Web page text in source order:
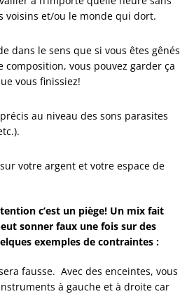
voisins et/ou le monde qui dort.
dans le sens que si vous êtes gênés
vous pouvez garder ça
vous finissiez!
au niveau des sons parasites
votre argent et votre espace de
c’est un piège! Un mix fait
sonner faux une fois sur des
exemples de contraintes :
fausse. Avec des enceintes, vous
à gauche et à droite car